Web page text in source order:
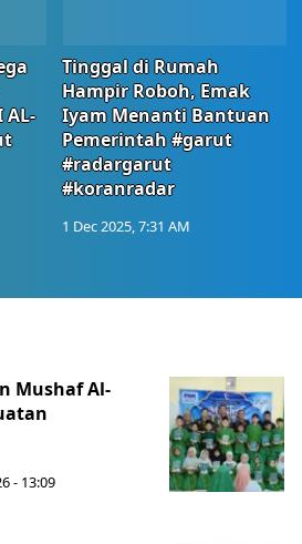
AL-
Tinggal di Rumah
Hampir Roboh, Emak
Iyam Menanti Bantuan
Pemerintah #garut
#radargarut
#koranradar
1 Dec 2025, 7:31 AM
Mushaf Al-
- 13:09